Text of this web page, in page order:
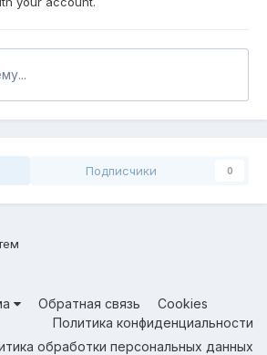
Подписчики 0
Обратная связь
Cookies
Политика конфиденциальности
обработки персональных данных